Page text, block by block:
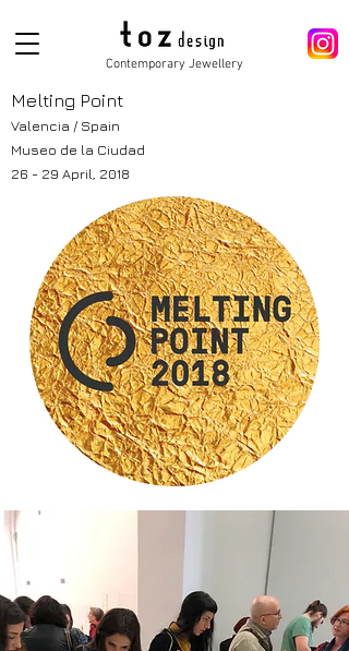
Contemporary Jewellery
Melting Point
Valencia / Spain
Museo de la Ciudad
26 - 29 April, 2018